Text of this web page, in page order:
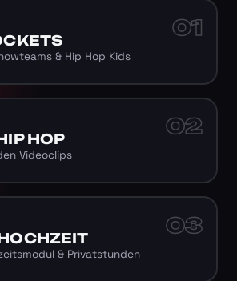
01
& Hip Hop Kids
02
HOP
Videoclips
03
& Privatstunden